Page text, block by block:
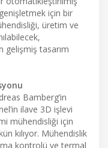
için bir
üretim ve
gelişmiş tasarım
Bamberg’in
ilave 3D işlevi
mühendisliği için
kılıyor. Mühendislik
kontrolü ve termal